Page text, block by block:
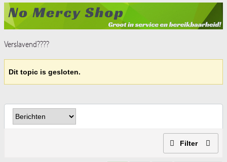
Verslavend????
Dit topic is gesloten.
Filter